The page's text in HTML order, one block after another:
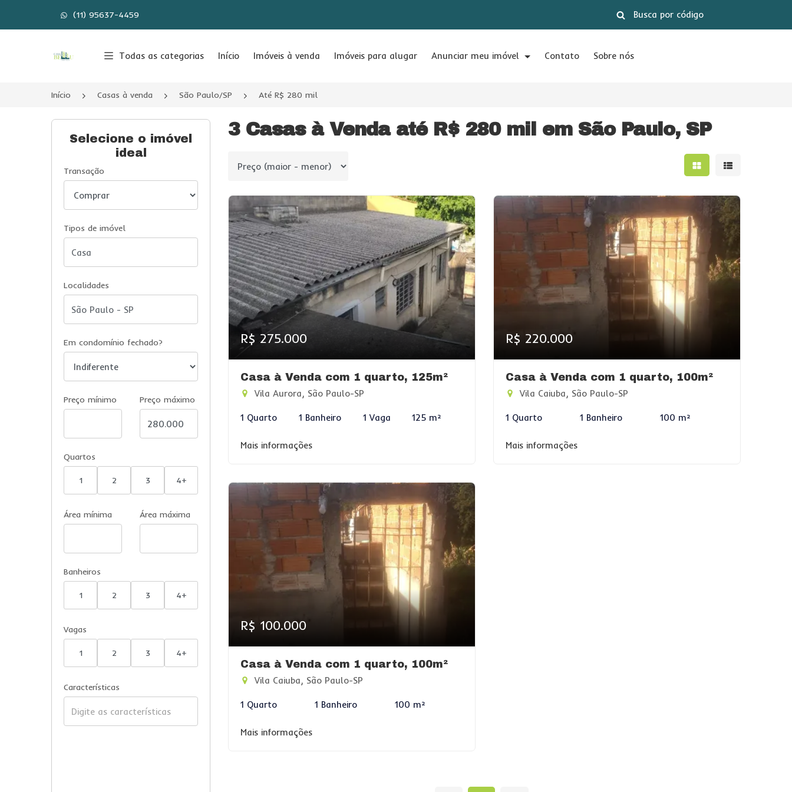
(11) 95637-4459
Página inicial
Todas as categorias Início Imóveis à venda Imóveis para alugar Anunciar meu imóvel Contato Sobre nós
Início Casas à venda São Paulo/SP Até R$ 280 mil
Selecione o imóvel
ideal
Transação
Tipos de imóvel
Localidades
Em condomínio fechado?
Preço mínimo Preço máximo
Quartos
1 2 3 4+
Área mínima Área máxima
Banheiros
1 2 3 4+
Vagas
1 2 3 4+
Características
3 Casas à Venda até R$ 280 mil em São Paulo, SP
Ordenar por Mostrar resultados
Mostrar
R$ 275.000
Casa à Venda com 1 quarto, 125m²
Vila Aurora, São Paulo-SP
1 Quarto 1 Banheiro 1 Vaga 125 m²
Mais informações
R$ 220.000
Casa à Venda com 1 quarto, 100m²
Vila Caiuba, São Paulo-SP
1 Quarto 1 Banheiro 100 m²
Mais informações
R$ 100.000
Casa à Venda com 1 quarto, 100m²
Vila Caiuba, São Paulo-SP
1 Quarto 1 Banheiro 100 m²
Mais informações